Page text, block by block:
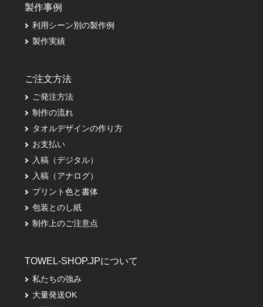
製作事例
利用シーン別の製作例
製作実績
ご注文方法
ご発注方法
制作の流れ
タオルデザインの作り方
お支払い
入稿（デジタル）
入稿（アナログ）
プリント色と書体
包装とのし紙
制作上のご注意点
TOWEL-SHOP.JPについて
私たちの強み
大量発送OK